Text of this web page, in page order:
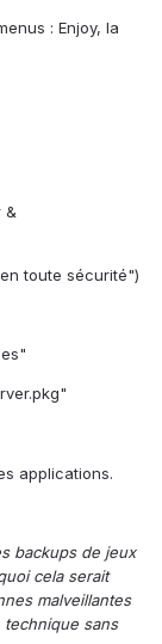
: Enjoy, la
&
toute sécurité")
applications.
backups de jeux
cela serait
malveillantes
sans